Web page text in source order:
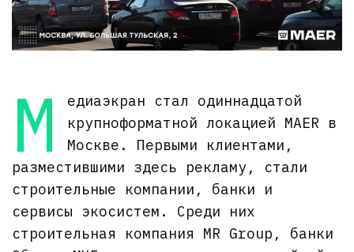
М
едиаэкран стал одиннадцатой
крупноформатной локацией MAER в
Москве. Первыми клиентами,
разместившими здесь рекламу, стали
строительные компании, банки и
сервисы экосистем. Среди них
строительная компания MR Group, банки